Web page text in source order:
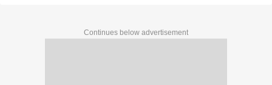
Continues below advertisement